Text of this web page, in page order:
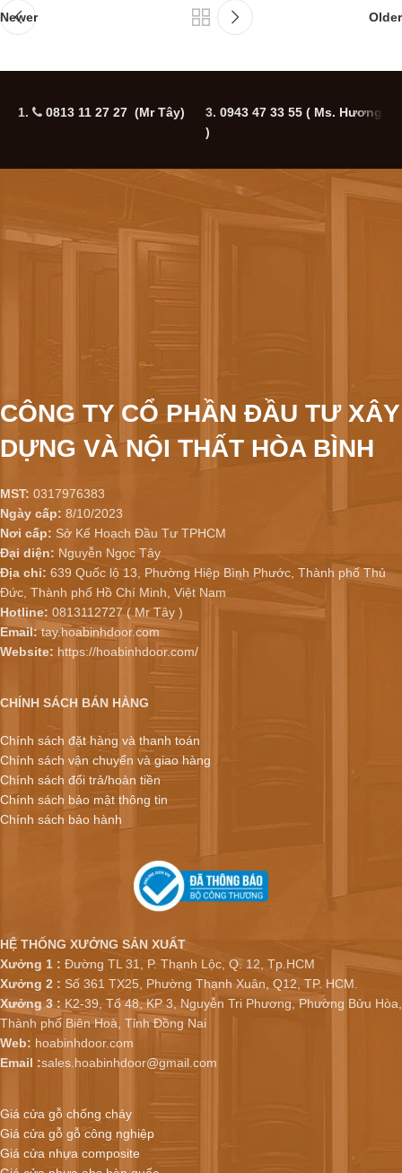
Newer Older
1. 0813 11 27 27 (Mr Tây) 3. 0943 47 33 55 ( Ms. Hương
)
CÔNG TY CỔ PHẦN ĐẦU TƯ XÂY
DỰNG VÀ NỘI THẤT HÒA BÌNH
MST: 0317976383
Ngày cấp: 8/10/2023
Nơi cấp: Sở Kế Hoạch Đầu Tư TPHCM
Đại diện: Nguyễn Ngọc Tây
Địa chỉ: 639 Quốc lộ 13, Phường Hiệp Bình Phước, Thành phố Thủ
Đức, Thành phố Hồ Chí Minh, Việt Nam
Hotline: 0813112727 ( Mr Tây )
Email:tay.hoabinhdoor.com
Website: https://hoabinhdoor.com/
CHÍNH SÁCH BÁN HÀNG
Chính sách đặt hàng và thanh toán
Chính sách vận chuyển và giao hàng
Chính sách đổi trả/hoàn tiền
Chính sách bảo mật thông tin
Chính sách bảo hành
HỆ THỐNG XƯỞNG SẢN XUẤT
Xưởng 1 : Đường TL 31, P. Thạnh Lộc, Q. 12, Tp.HCM
Xưởng 2 : Số 361 TX25, Phường Thạnh Xuân, Q12, TP. HCM.
Xưởng 3 : K2-39, Tổ 48, KP 3, Nguyễn Tri Phương, Phường Bửu Hòa,
Thành phố Biên Hoà, Tỉnh Đồng Nai
Web: hoabinhdoor.com
Email :sales.hoabinhdoor@gmail.com
Giá cửa gỗ chống cháy
Giá cửa gỗ gỗ công nghiệp
Giá cửa nhựa composite